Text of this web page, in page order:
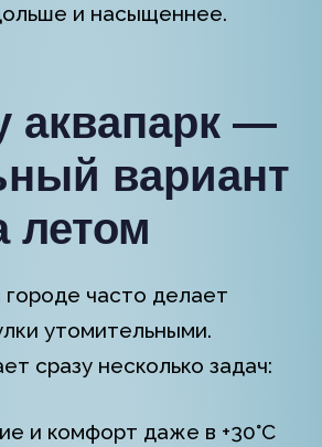
и насыщеннее.
аквапарк —
вариант
летом
часто делает
утомительными.
сразу несколько задач:
и комфорт даже в +30°C